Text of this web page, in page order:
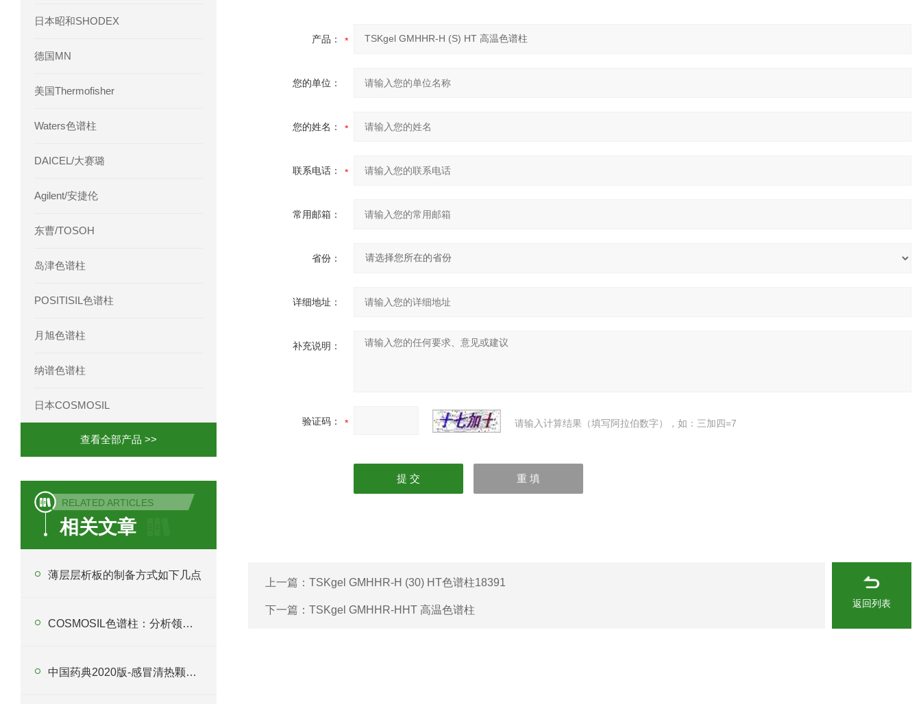
日本昭和SHODEX
德国MN
美国Thermofisher
Waters色谱柱
DAICEL/大赛璐
Agilent/安捷伦
东曹/TOSOH
岛津色谱柱
POSITISIL色谱柱
月旭色谱柱
纳谱色谱柱
日本COSMOSIL
查看全部产品 >>
RELATED ARTICLES
相关文章
薄层层析板的制备方式如下几点
COSMOSIL色谱柱：分析领域的好选择
中国药典2020版-感冒清热颗粒含量的测定
产品：
您的单位：
您的姓名：
联系电话：
常用邮箱：
省份：
详细地址：
补充说明：
验证码： 请输入计算结果（填写阿拉伯数字），如：三加四=7
上一篇： TSKgel GMHHR-H (30) HT色谱柱18391
下一篇： TSKgel GMHHR-HHT 高温色谱柱
返回列表